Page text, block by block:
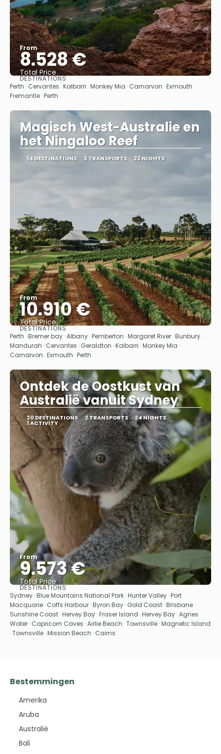
From
8.528 €
Total Price
See
DESTINATIONS
Perth · Cervantes · Kalbarri · Monkey Mia · Carnarvon · Exmouth ·
Fremantle · Perth
Magisch West-Australie en
het Ningaloo Reef
14 DESTINATIONS 3 TRANSPORTS 22 NIGHTS
From
10.910 €
Total Price
See
DESTINATIONS
Perth · Bremer bay · Albany · Pemberton · Margaret River · Bunbury ·
Mandurah · Cervantes · Geraldton · Kalbarri · Monkey Mia ·
Carnarvon · Exmouth · Perth
Ontdek de Oostkust van
Australië vanuit Sydney
20 DESTINATIONS 2 TRANSPORTS 24 NIGHTS
1 ACTIVITY
From
9.573 €
Total Price
See
DESTINATIONS
Sydney · Blue Mountains National Park · Hunter Valley · Port
Macquarie · Coffs Harbour · Byron Bay · Gold Coast · Brisbane ·
Sunshine Coast · Hervey Bay · Fraser Island · Hervey Bay · Agnes
Water · Capricorn Caves · Airlie Beach · Townsville · Magnetic Island
· Townsville · Mission Beach · Cairns
Bestemmingen
Amerika
Aruba
Australië
Bali